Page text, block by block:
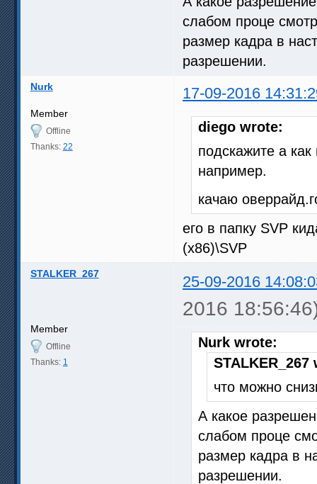
слабом проце
размер кадра в
разрешении.
Nurk 17-09-2016
Member
Offline
Thanks: 22
diego wrote:
подскажите а
например.
качаю
его в папку SVP
(x86)\SVP
STALKER_267 25-09-2016
2016
Member
Offline
Thanks: 1
Nurk wrote:
STALKER_267
что можно
А какое
слабом проце
размер кадра в
разрешении.